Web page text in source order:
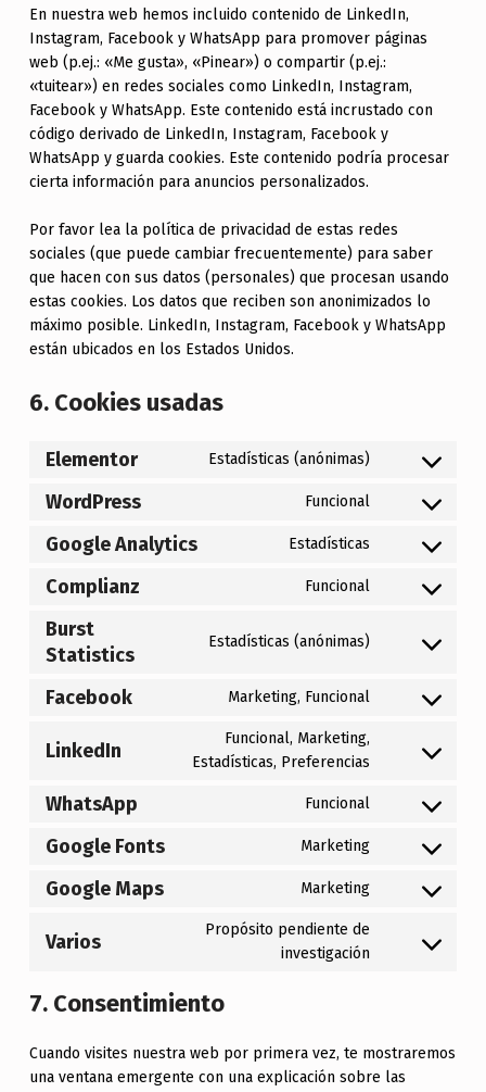
En nuestra web hemos incluido contenido de LinkedIn,
Instagram, Facebook y WhatsApp para promover páginas
web (p.ej.: «Me gusta», «Pinear») o compartir (p.ej.:
«tuitear») en redes sociales como LinkedIn, Instagram,
Facebook y WhatsApp. Este contenido está incrustado con
código derivado de LinkedIn, Instagram, Facebook y
WhatsApp y guarda cookies. Este contenido podría procesar
cierta información para anuncios personalizados.
Por favor lea la política de privacidad de estas redes
sociales (que puede cambiar frecuentemente) para saber
que hacen con sus datos (personales) que procesan usando
estas cookies. Los datos que reciben son anonimizados lo
máximo posible. LinkedIn, Instagram, Facebook y WhatsApp
están ubicados en los Estados Unidos.
6. Cookies usadas
Elementor Estadísticas (anónimas) Consent to service elementor
WordPress Funcional Consent to service wordpress
Google Analytics Estadísticas Consent to service google-analytics
Complianz Funcional Consent to service complianz
Burst
Statistics
Estadísticas (anónimas) Consent to service burst-statistics
Facebook Marketing, Funcional Consent to service facebook
LinkedIn
Funcional, Marketing,
Estadísticas, Preferencias
Consent to service linkedin
WhatsApp Funcional Consent to service whatsapp
Google Fonts Marketing
Google Maps Marketing Consent to service google-maps
Varios
Propósito pendiente de
investigación
Consent to service varios
7. Consentimiento
Cuando visites nuestra web por primera vez, te mostraremos
una ventana emergente con una explicación sobre las